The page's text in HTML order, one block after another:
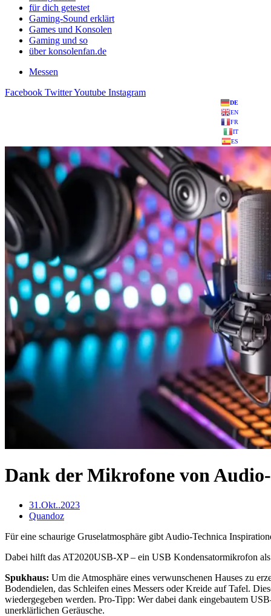
für dich getestet
Gaming-Sound erklärt
Games und Konsolen
Gaming und so
über konsolenfan.de
Messen
Facebook TwitterYoutube Instagram
DE
EN
FR
IT
ES
Dank der Mikrofone von
31.Okt..2023
Quandoz
Für eine schaurige Gruselatmosphäre gibt Audio-Technica
Dabei hilft das AT2020USB-XP – ein USB Kondensatormikrofon
Spukhaus: Um die Atmosphäre eines verwunschenen Hauses zu
Bodendielen, das Schleifen eines Messers oder Kreide auf Tafel.
wiedergegeben werden. Pro-Tipp: Wer dabei dank eingebautem
unerklärlichen Geräusche.